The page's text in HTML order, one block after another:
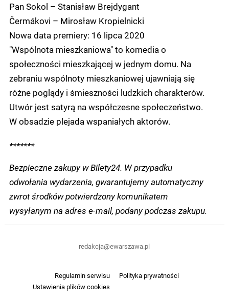
Pan Sokol – Stanisław Brejdygant
Čermákovi – Mirosław Kropielnicki
Nowa data premiery: 16 lipca 2020
"Wspólnota mieszkaniowa" to komedia o
społeczności mieszkającej w jednym domu. Na
zebraniu wspólnoty mieszkaniowej ujawniają się
różne poglądy i śmieszności ludzkich charakterów.
Utwór jest satyrą na współczesne społeczeństwo.
W obsadzie plejada wspaniałych aktorów.
*******
Bezpieczne zakupy w Bilety24. W przypadku
odwołania wydarzenia, gwarantujemy automatyczny
zwrot środków potwierdzony komunikatem
wysyłanym na adres e-mail, podany podczas zakupu.
Regulamin serwisu
Polityka prywatności
Ustawienia plików cookies
redakcja@ewarszawa.pl